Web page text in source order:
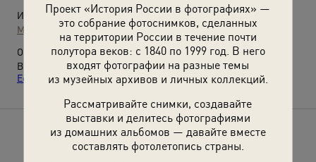
Проект «История России в фотографиях» —
это собрание фотоснимков, сделанных
на территории России в течение почти
полутора веков: с 1840 по 1999 год. В него
входят фотографии на разные темы
из музейных архивов и личных коллекций.
Рассматривайте снимки, создавайте
выставки и делитесь фотографиями
из домашних альбомов — давайте вместе
составлять фотолетопись страны.
Источники:
МАММ / МДФ
О фотографии:
Выставка
«Кавказские Минеральные Воды: Кисловодск,
Ессентуки, Пятигорск, Железноводск»с этой фотографией.
Расскажите друзьям об этом фото